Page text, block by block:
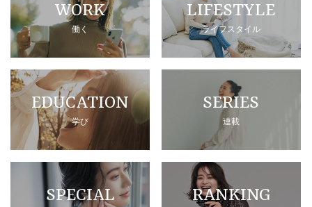
WORK
働く
LIFESTYLE
ライフスタイル
EDUCATION
学び
SERIES
連載
SPECIAL RANKING